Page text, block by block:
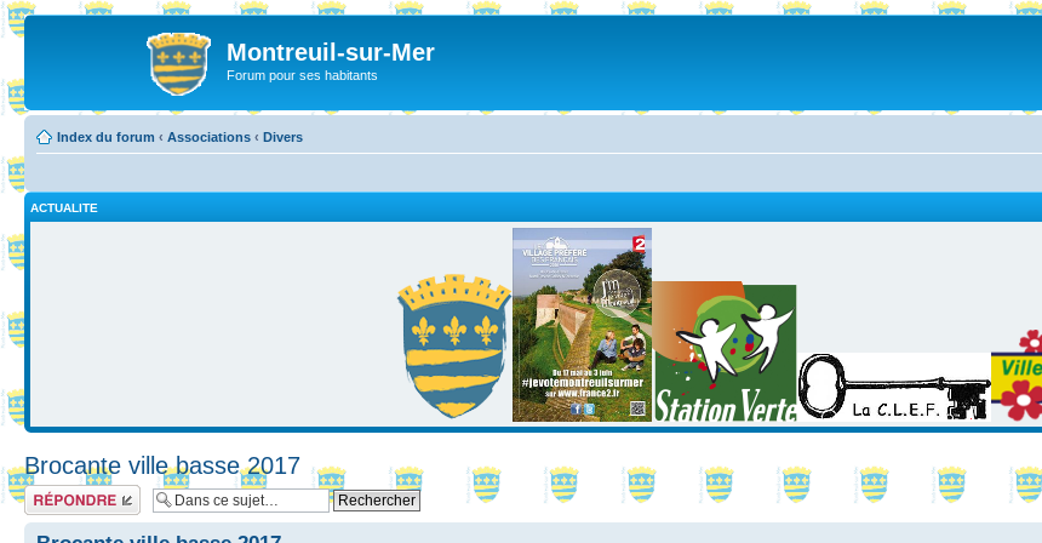
Montreuil-sur-Mer
Forum pour ses habitants
Index du forum ‹ Associations ‹ Divers
ACTUALITE
Brocante ville basse 2017
Répondre